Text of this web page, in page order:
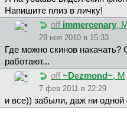
Напишите плиз в личку!
off immercenary, М
29 ноя 2010 в 15:33
Где можно скинов
работают...
off ~Dezmond~, М
7 фев 2011 в 22:29
и все)) забыли, даж ни